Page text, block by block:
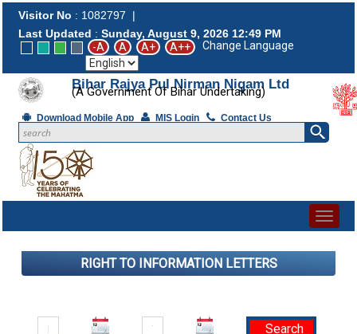
Visitor No : 1082797 |
Last Updated : Sunday, August 9, 2026 12:49 PM
Change Language
Bihar Rajya Pul Nirman Nigam Ltd
(A Government Of Bihar Undertaking)
Download Mobile App MIS Login Contact Us
Toggle
RIGHT TO INFORMATION LETTERS